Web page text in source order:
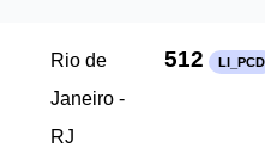
Rio de
Janeiro -
RJ
512 LI_PCD